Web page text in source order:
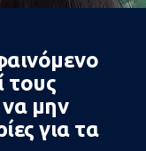
τους
μην
για τα